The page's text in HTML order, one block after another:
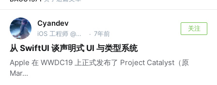
Cyandev
iOS 工程师 @字节跳动 · 7年前
关注
从 SwiftUI 谈声明式 UI 与类型系统
Apple 在 WWDC19 上正式发布了 Project Catalyst（原
Mar...